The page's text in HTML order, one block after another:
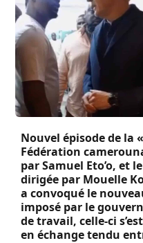
Nouvel épisode de la
Fédération
par Samuel Eto’o, et
dirigée par Mouelle
a convoqué le
imposé par le
de travail, celle-ci
en échange tendu